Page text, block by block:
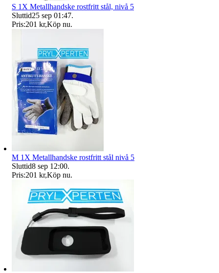
S 1X Metallhandske rostfritt stål, nivå 5
Sluttid25 sep 01:47.
Pris:201 kr,Köp nu.
M 1X Metallhandske rostfritt stål nivå 5
Sluttid8 sep 12:00.
Pris:201 kr,Köp nu.